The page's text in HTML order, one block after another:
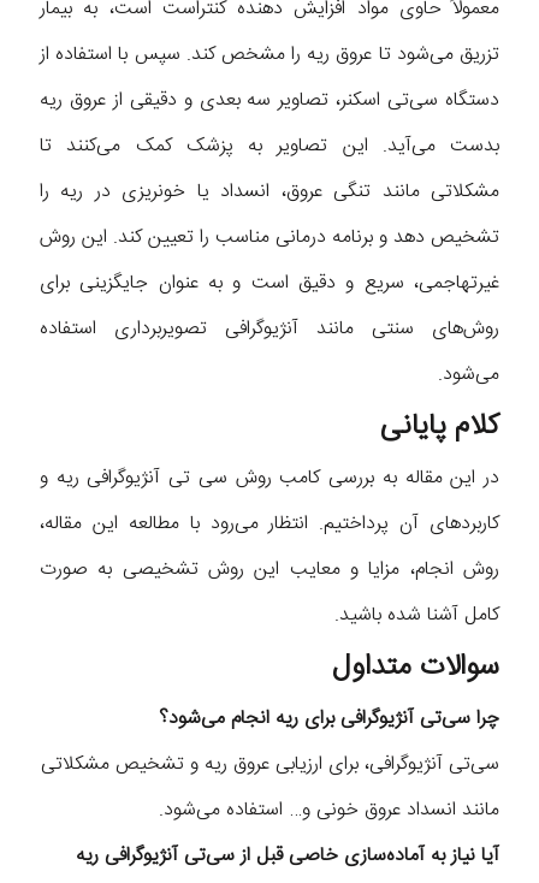
معمولاً حاوی مواد افزایش دهنده کنتراست است، به بیمار
تزریق می‌شود تا عروق ریه را مشخص کند. سپس با استفاده از
دستگاه سی‌تی اسکنر، تصاویر سه بعدی و دقیقی از عروق ریه
بدست می‌آید. این تصاویر به پزشک کمک می‌کنند تا
مشکلاتی مانند تنگی عروق، انسداد یا خونریزی در ریه را
تشخیص دهد و برنامه درمانی مناسب را تعیین کند. این روش
غیرتهاجمی، سریع و دقیق است و به عنوان جایگزینی برای
روش‌های سنتی مانند آنژیوگرافی تصویربرداری استفاده
می‌شود.
کلام پایانی
در این مقاله به بررسی کامب روش سی تی آنژیوگرافی ریه و
کاربرد‌های آن پرداختیم. انتظار می‌رود با مطالعه این مقاله،
روش انجام، مزایا و معایب این روش تشخیصی به صورت
کامل آشنا شده باشید.
سوالات متداول
چرا سی‌تی آنژیوگرافی برای ریه انجام می‌شود؟
سی‌تی آنژیوگرافی، برای ارزیابی عروق ریه و تشخیص مشکلاتی
مانند انسداد عروق خونی و… استفاده می‌شود.
آیا نیاز به آماده‌سازی خاصی قبل از سی‌تی آنژیوگرافی ریه